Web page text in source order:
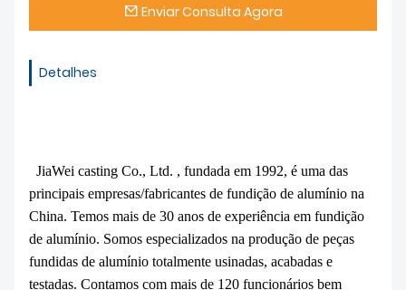
Enviar Consulta Agora
Detalhes
JiaWei casting Co., Ltd. , fundada em 1992, é uma das
principais empresas/fabricantes de fundição de alumínio na
China. Temos mais de 30 anos de experiência em fundição
de alumínio. Somos especializados na produção de peças
fundidas de alumínio totalmente usinadas, acabadas e
testadas. Contamos com mais de 120 funcionários bem